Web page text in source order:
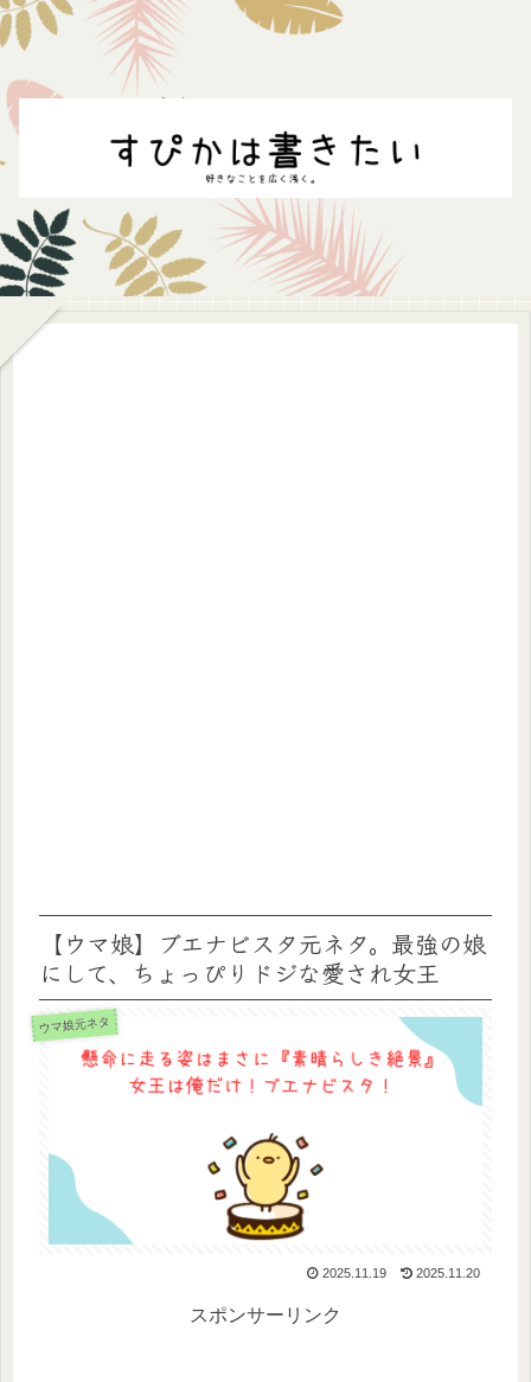
【ウマ娘】ブエナビスタ元ネタ。最強の娘
にして、ちょっぴりドジな愛され女王
ウマ娘元ネタ
2025.11.19 2025.11.20
スポンサーリンク